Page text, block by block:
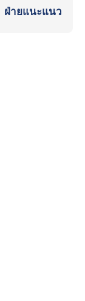
ฝ่ายแนะแนว